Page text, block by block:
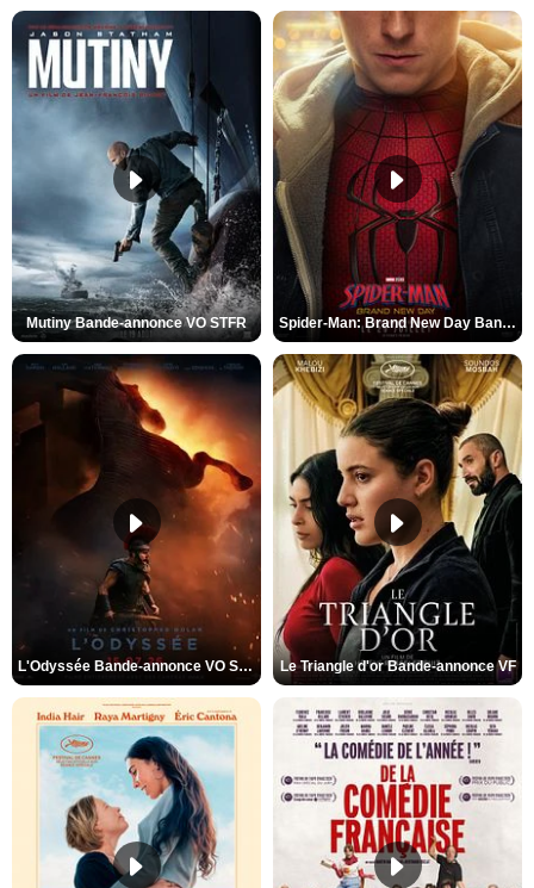
Mutiny Bande-annonce VO STFR Spider-Man: Brand New Day Bande-annonce VO STFR
L'Odyssée Bande-annonce VO STFR Le Triangle d'or Bande-annonce VF